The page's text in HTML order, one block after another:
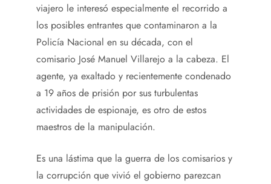
viajero le interesó especialmente el recorrido a
los posibles entrantes que contaminaron a la
Policía Nacional en su década, con el
comisario José Manuel Villarejo a la cabeza. El
agente, ya exaltado y recientemente condenado
a 19 años de prisión por sus turbulentas
actividades de espionaje, es otro de estos
maestros de la manipulación.
Es una lástima que la guerra de los comisarios y
la corrupción que vivió el gobierno parezcan